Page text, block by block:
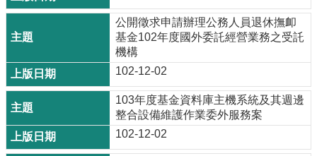
公開徵求申請辦理公務人員退休撫卹
基金102年度國外委託經營業務之受託
機構
102-12-02
103年度基金資料庫主機系統及其週邊
整合設備維護作業委外服務案
102-12-02